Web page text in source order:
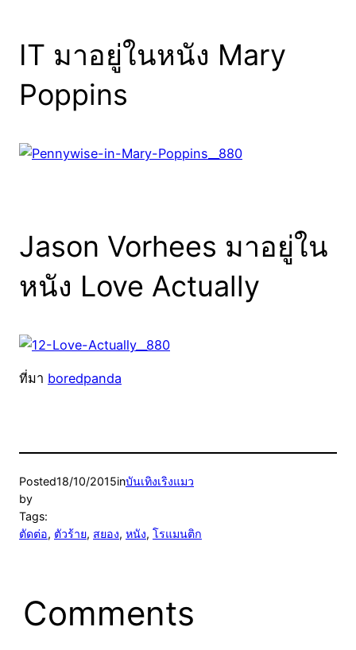
IT มาอยู่ในหนัง Mary
Poppins
Jason Vorhees มาอยู่ใน
หนัง Love Actually
ที่มา boredpanda
Posted18/10/2015inบันเทิงเริงแมว
by
Tags:
ตัดต่อ, ตัวร้าย, สยอง, หนัง, โรแมนติก
Comments